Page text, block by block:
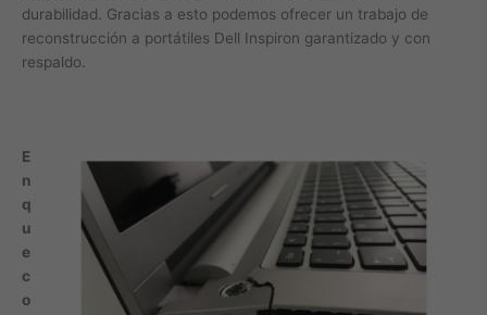
durabilidad. Gracias a esto podemos ofrecer un trabajo de
reconstrucción a portátiles Dell Inspiron garantizado y con
respaldo.
E
n
q
u
e
c
o